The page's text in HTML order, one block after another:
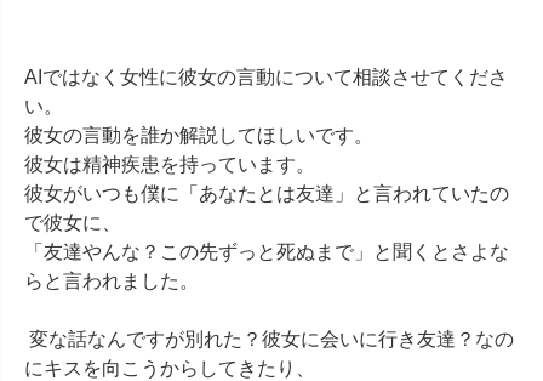
AIではなく女性に彼女の言動について相談させてくださ
い。
彼女の言動を誰か解説してほしいです。
彼女は精神疾患を持っています。
彼女がいつも僕に「あなたとは友達」と言われていたの
で彼女に、
「友達やんな？この先ずっと死ぬまで」と聞くとさよな
らと言われました。
にキスを向こうからしてきたり、